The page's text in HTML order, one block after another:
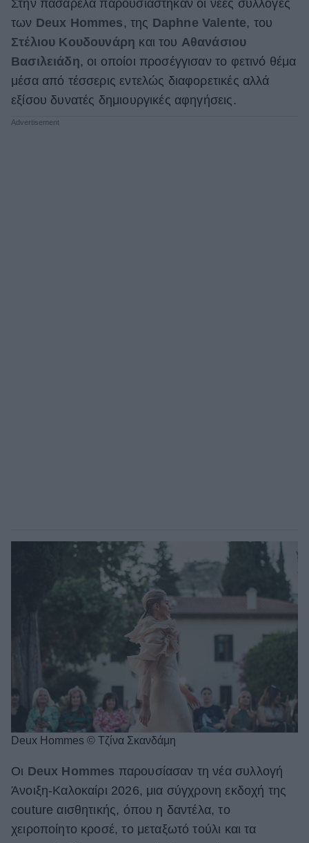
Στην πασαρέλα παρουσιάστηκαν οι νέες συλλογές
των Deux Hommes , της Daphne Valente, του
Στέλιου Κουδουνάρη και του Αθανάσιου
Βασιλειάδη, οι οποίοι προσέγγισαν το φετινό θέμα
μέσα από τέσσερις εντελώς διαφορετικές αλλά
εξίσου δυνατές δημιουργικές αφηγήσεις.
Deux Hommes © Τζίνα Σκανδάμη
Οι Deux Hommes παρουσίασαν τη νέα συλλογή
Άνοιξη-Καλοκαίρι 2026, μια σύγχρονη εκδοχή της
couture αισθητικής, όπου η δαντέλα, το
χειροποίητο κροσέ, το μεταξωτό τούλι και τα